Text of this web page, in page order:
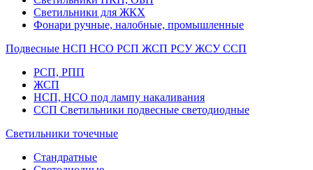
Светильники для ЖКХ
Фонари ручные, налобные, промышленные
Подвесные НСП НСО РСП ЖСП РСУ ЖСУ ССП
РСП, РПП
ЖСП
НСП, НСО под лампу накаливания
ССП Светильники подвесные светодиодные
Светильники точечные
Стандратные